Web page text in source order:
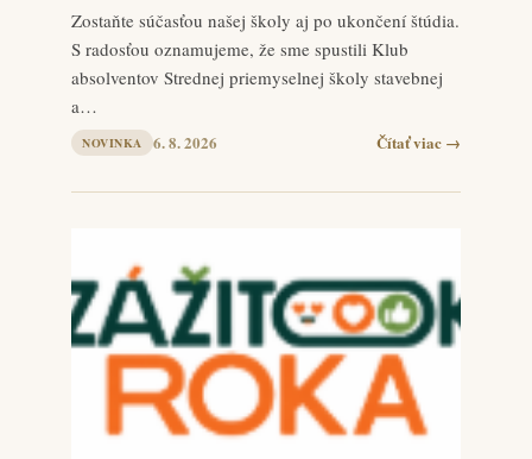
Zostaňte súčasťou našej školy aj po ukončení štúdia.
S radosťou oznamujeme, že sme spustili Klub
absolventov Strednej priemyselnej školy stavebnej
a…
NOVINKA 6. 8. 2026 Čítať viac →